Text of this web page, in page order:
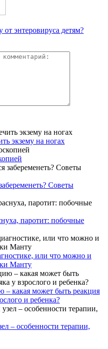
энтеровируса детям?
экзему на ногах
Советы
паротит: побочные
или что можно и
Манту
– какая может быть реакция
и ребенка?
– особенности терапии,